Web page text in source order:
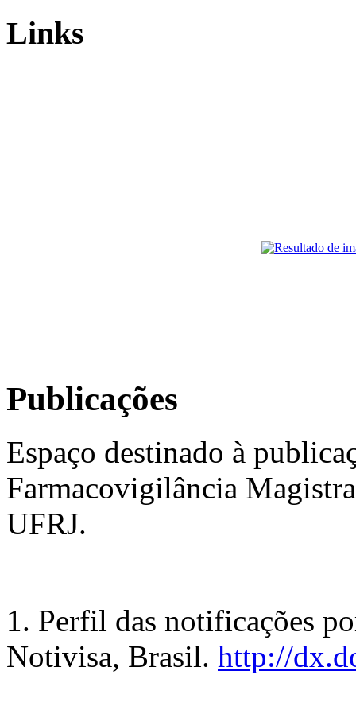
Links
Publicações
Espaço destinado à
Farmacovigilância
UFRJ.
1. Perfil das notificações
Notivisa, Brasil. http://